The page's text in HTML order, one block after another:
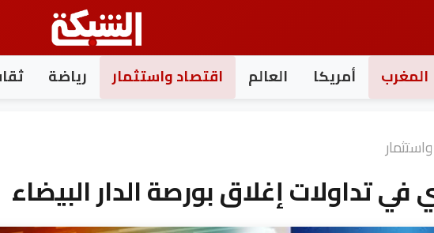
المغرب أمريكا العالم اقتصاد واستثمار رياضة
في تداولات إغلاق بورصة الدار البيضاء